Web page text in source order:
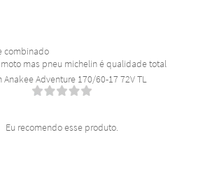
combinado
mas pneu michelin é qualidade total
Adventure 170/60-17 72V TL
Eu recomendo esse produto.